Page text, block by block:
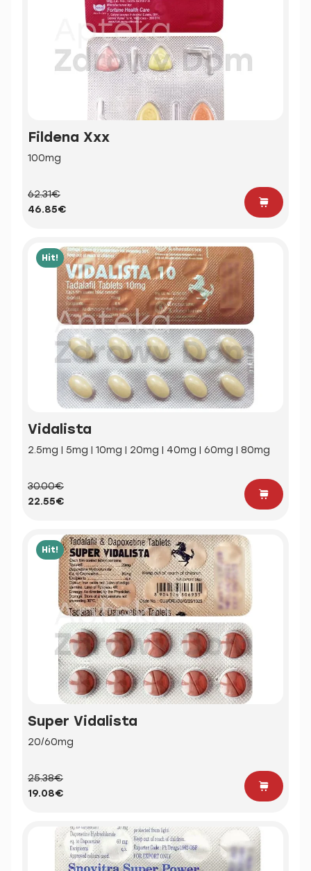
Fildena Xxx
100mg
62.31€
46.85€
Hit!
Vidalista
2.5mg | 5mg | 10mg | 20mg | 40mg | 60mg | 80mg
30.00€
22.55€
Hit!
Super Vidalista
20/60mg
25.38€
19.08€